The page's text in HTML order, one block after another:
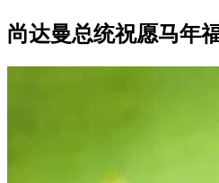
尚达曼总统祝愿马年